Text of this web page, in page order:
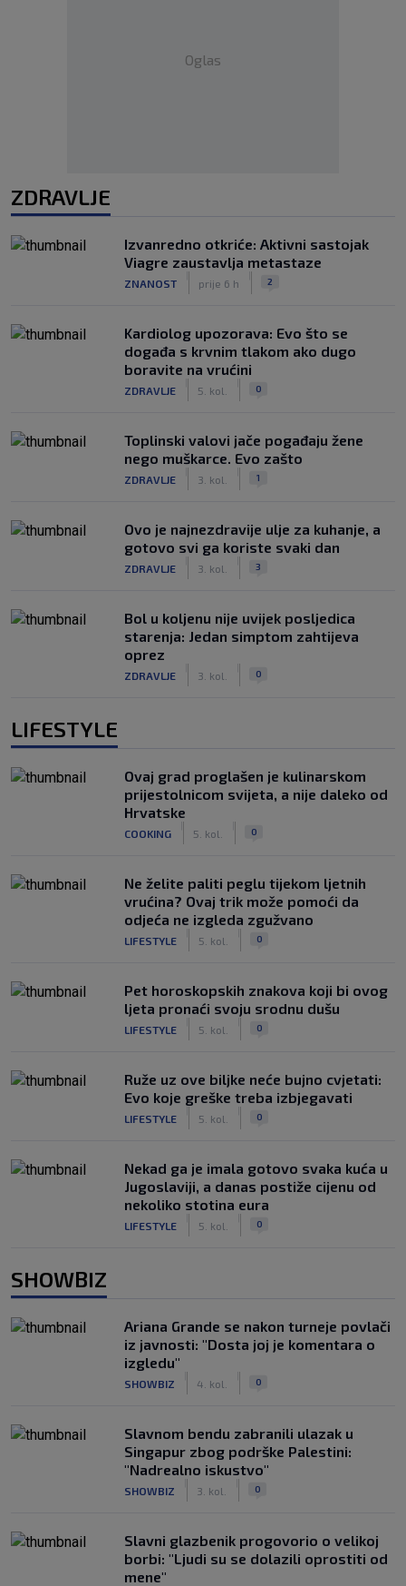
Oglas
ZDRAVLJE
Izvanredno otkriće: Aktivni sastojak
Viagre zaustavlja metastaze
ZNANOST prije 6 h 2
Kardiolog upozorava: Evo što se
događa s krvnim tlakom ako dugo
boravite na vrućini
ZDRAVLJE 5. kol. 0
Toplinski valovi jače pogađaju žene
nego muškarce. Evo zašto
ZDRAVLJE 3. kol. 1
Ovo je najnezdravije ulje za kuhanje, a
gotovo svi ga koriste svaki dan
ZDRAVLJE 3. kol. 3
Bol u koljenu nije uvijek posljedica
starenja: Jedan simptom zahtijeva
oprez
ZDRAVLJE 3. kol. 0
LIFESTYLE
Ovaj grad proglašen je kulinarskom
prijestolnicom svijeta, a nije daleko od
Hrvatske
COOKING 5. kol. 0
Ne želite paliti peglu tijekom ljetnih
vrućina? Ovaj trik može pomoći da
odjeća ne izgleda zgužvano
LIFESTYLE 5. kol. 0
Pet horoskopskih znakova koji bi ovog
ljeta pronaći svoju srodnu dušu
LIFESTYLE 5. kol. 0
Ruže uz ove biljke neće bujno cvjetati:
Evo koje greške treba izbjegavati
LIFESTYLE 5. kol. 0
Nekad ga je imala gotovo svaka kuća u
Jugoslaviji, a danas postiže cijenu od
nekoliko stotina eura
LIFESTYLE 5. kol. 0
SHOWBIZ
Ariana Grande se nakon turneje povlači
iz javnosti: "Dosta joj je komentara o
izgledu"
SHOWBIZ 4. kol. 0
Slavnom bendu zabranili ulazak u
Singapur zbog podrške Palestini:
"Nadrealno iskustvo"
SHOWBIZ 3. kol. 0
Slavni glazbenik progovorio o velikoj
borbi: "Ljudi su se dolazili oprostiti od
mene"